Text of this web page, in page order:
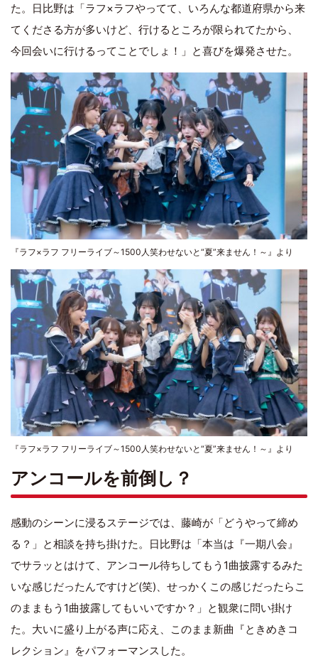
た。日比野は「ラフ×ラフやってて、いろんな都道府県から来
てくださる方が多いけど、行けるところが限られてたから、
今回会いに行けるってことでしょ！」と喜びを爆発させた。
『ラフ×ラフ フリーライブ～1500人笑わせないと“夏”来ません！～』より
『ラフ×ラフ フリーライブ～1500人笑わせないと“夏”来ません！～』より
アンコールを前倒し？
感動のシーンに浸るステージでは、藤崎が「どうやって締め
る？」と相談を持ち掛けた。日比野は「本当は『一期八会』
でサラッとはけて、アンコール待ちしてもう1曲披露するみた
いな感じだったんですけど(笑)、せっかくこの感じだったらこ
のままもう1曲披露してもいいですか？」と観衆に問い掛け
た。大いに盛り上がる声に応え、このまま新曲『ときめきコ
レクション』をパフォーマンスした。